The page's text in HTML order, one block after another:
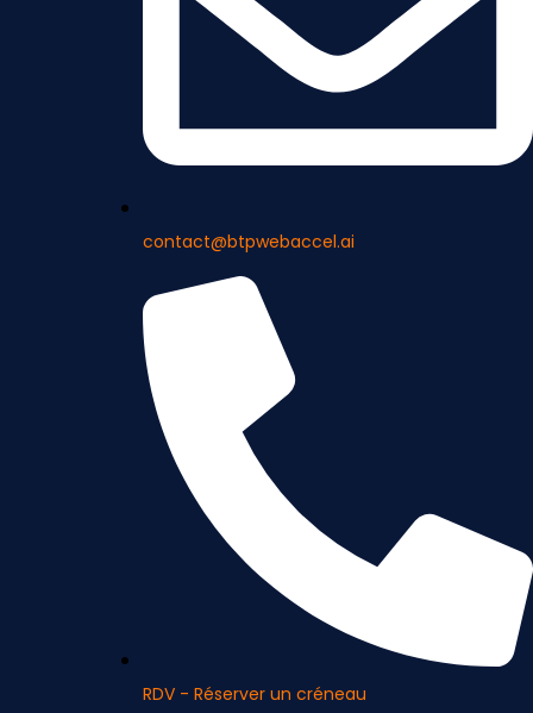
contact@btpwebaccel.ai
RDV - Réserver un créneau